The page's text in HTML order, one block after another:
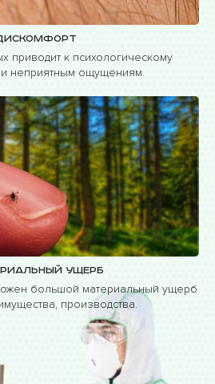
приводит к психологическому
неприятным ощущениям.
ущерб
большой материальный ущерб
производства.